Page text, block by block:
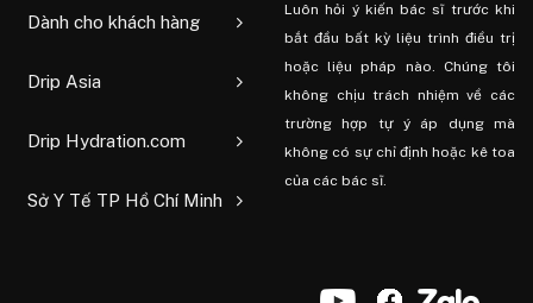
Dành cho khách hàng
Drip Asia
Drip Hydration.com
Sở Y Tế TP Hồ Chí Minh
Luôn hỏi ý kiến ​​bác sĩ trước khi
bắt đầu bất kỳ liệu trình điều trị
hoặc liệu pháp nào. Chúng tôi
không chịu trách nhiệm về các
trường hợp tự ý áp dụng mà
không có sự chỉ định hoặc kê toa
của các bác sĩ.